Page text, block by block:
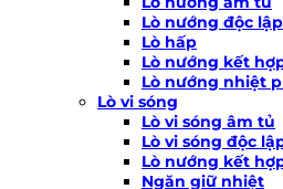
Lò nướng độc lập
Lò hấp
Lò nướng kết
Lò nướng nhiệt
Lò vi sóng
Lò vi sóng âm tủ
Lò vi sóng độc
Lò nướng kết
Ngăn giữ nhiệt